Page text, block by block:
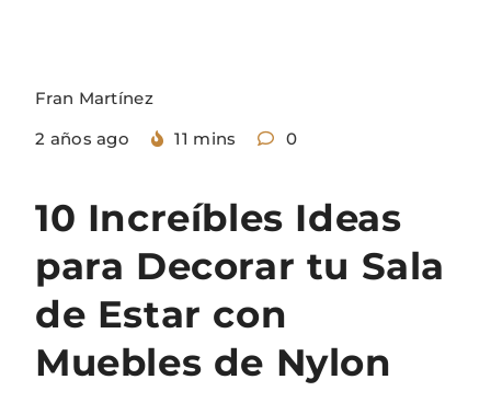
Fran Martínez
2 años ago
11 mins 0
10 Increíbles Ideas
para Decorar tu Sala
de Estar con
Muebles de Nylon